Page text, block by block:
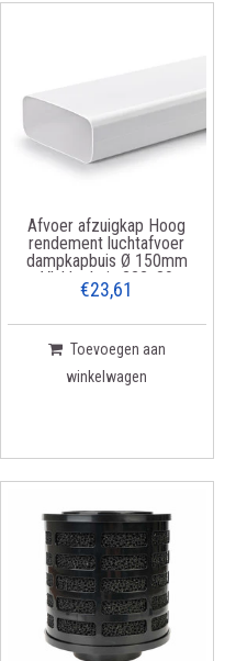
Afvoer afzuigkap Hoog
rendement luchtafvoer
dampkapbuis Ø 150mm
Vlakke buis 222x89
€23,61
Toevoegen aan
winkelwagen